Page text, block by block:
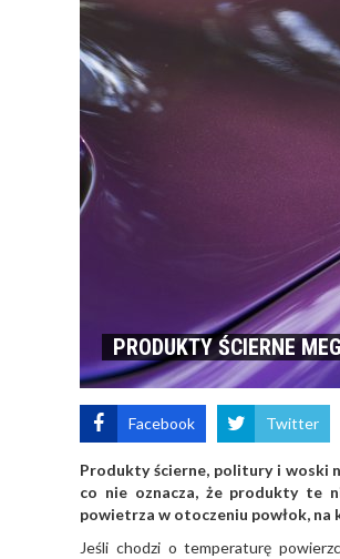
PRODUKTY ŚCIERNE
Facebook Twitter
Produkty ścierne, politury i woski
co nie oznacza, że produkty te
powietrza w otoczeniu powłok, na
Jeśli chodzi o temperaturę